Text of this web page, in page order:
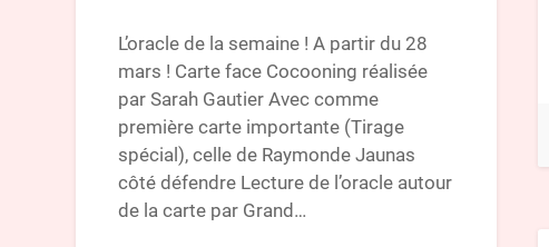
L’oracle de la semaine ! A partir du 28
mars ! Carte face Cocooning réalisée
par Sarah Gautier Avec comme
première carte importante (Tirage
spécial), celle de Raymonde Jaunas
côté défendre Lecture de l’oracle autour
de la carte par Grand…